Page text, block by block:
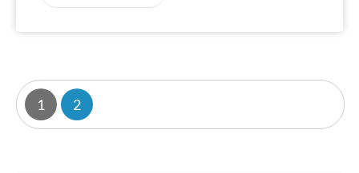
1 2